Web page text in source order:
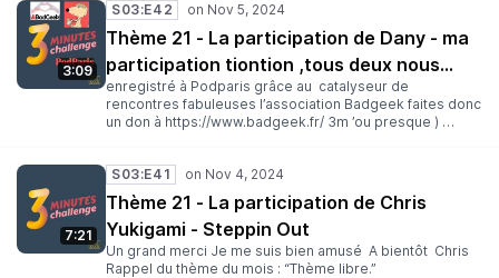
3:09
S03:E42
Thème 21 - La participation de Dany - ma
participation tiontion ,tous deux nous
iront , ronron, chez gégèèèèèè èèneu
enregistré à Podparis grâce au catalyseur de
rencontres fabuleuses l’association Badgeek faites donc
un don à https://www.badgeek.fr/ 3m ’ou presque )
(podcast Jamais sans ma voix) Kurt Ruisselle (mon fiston
et podcast Obscurum ) Pomme (choixpitre le podcast
entre autres ) Koré (podcast choixpitre et le coin pop)
Clegot (tiens encore lui !) Une copine Un copain le
cousin du copain Delphine (podcast Agatha Crimstie) et
votre dany le dingue
7:21
S03:E41
Thème 21 - La participation de Chris
Yukigami - Steppin Out
Un grand merci Je me suis bien amusé A bientôt Chris
Rappel du thème du mois : “Thème libre.”